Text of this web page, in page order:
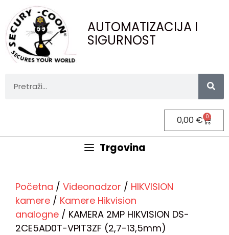
AUTOMATIZACIJA I
SIGURNOST
0,00 € 0
Trgovina
Početna / Videonadzor / HIKVISION
kamere / Kamere Hikvision
analogne / KAMERA 2MP HIKVISION DS-
2CE5AD0T-VPIT3ZF (2,7-13,5mm)